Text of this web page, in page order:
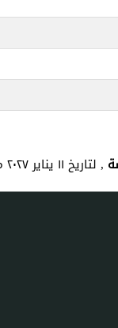
, لتاريخ ١١ يناير ٢٠٢٧ م.